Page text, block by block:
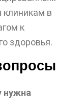
клиникам в
к
здоровья.
нужна